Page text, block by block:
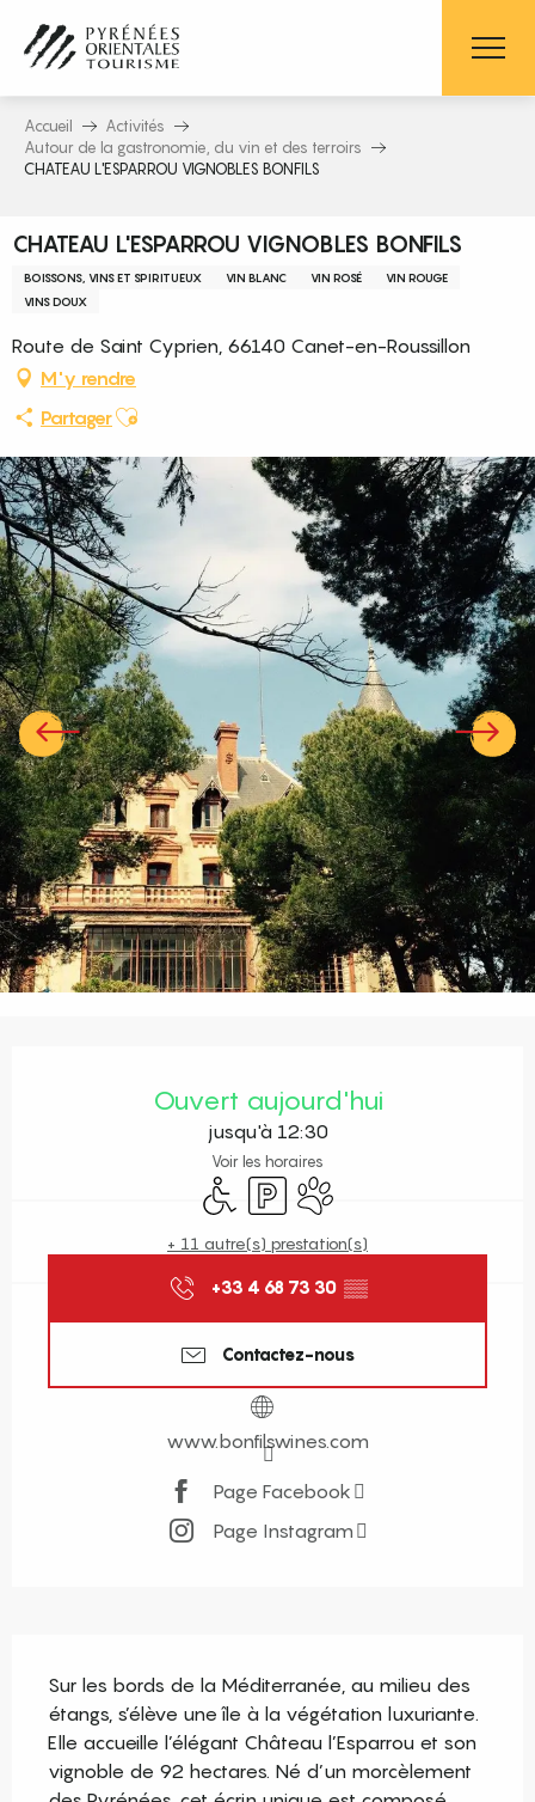
contenu
principal
Accueil
Activités
Autour de la gastronomie, du vin et des terroirs
CHATEAU L'ESPARROU VIGNOBLES BONFILS
CHATEAU L'ESPARROU VIGNOBLES BONFILS
BOISSONS, VINS ET SPIRITUEUX VIN BLANC VIN ROSÉ
VIN ROUGE
VINS DOUX
Route de Saint Cyprien, 66140 Canet-en-Roussillon
M'y rendre
PartagerAjouter aux favoris
Ouvert aujourd'hui
jusqu'à 12:30
Voir les horaires
Accès handicapés
ParkingAnimaux acceptés
+ 11 autre(s) prestation(s)
+33 4 68 73 30 ▒▒
Contactez-nous
www.bonfilswines.com
Page Facebook
Page Instagram
Sur les bords de la Méditerranée, au milieu des
étangs, s’élève une île à la végétation luxuriante.
Elle accueille l’élégant Château l’Esparrou et son
vignoble de 92 hectares. Né d’un morcèlement